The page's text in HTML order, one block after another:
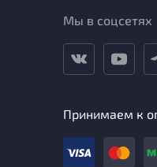
Мы в соцсетях
Принимаем к